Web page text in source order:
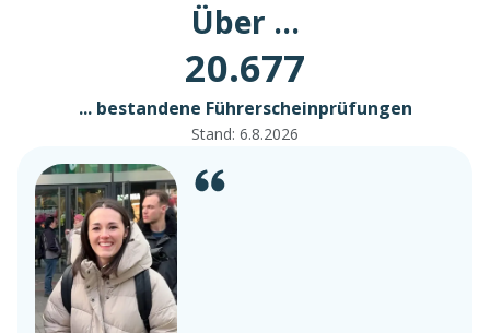
Über ...
20.677
... bestandene Führerscheinprüfungen
Stand: 6.8.2026